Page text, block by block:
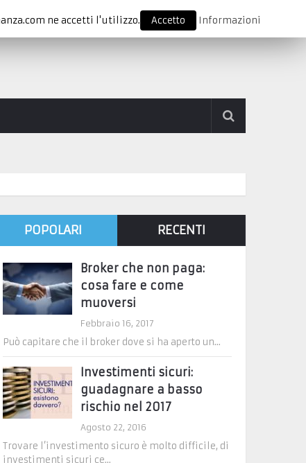
POPOLARI RECENTI
Broker che non paga:
cosa fare e come
muoversi
Febbraio 16, 2017
Può capitare che il broker dove si ha aperto un...
Investimenti sicuri:
guadagnare a basso
rischio nel 2017
Agosto 22, 2016
Trovare l’investimento sicuro è molto difficile, di
investimenti sicuri ce...
ne accetti l'utilizzo. Accetto Informazioni